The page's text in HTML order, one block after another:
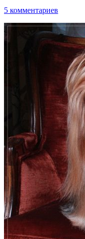
5 комментариев